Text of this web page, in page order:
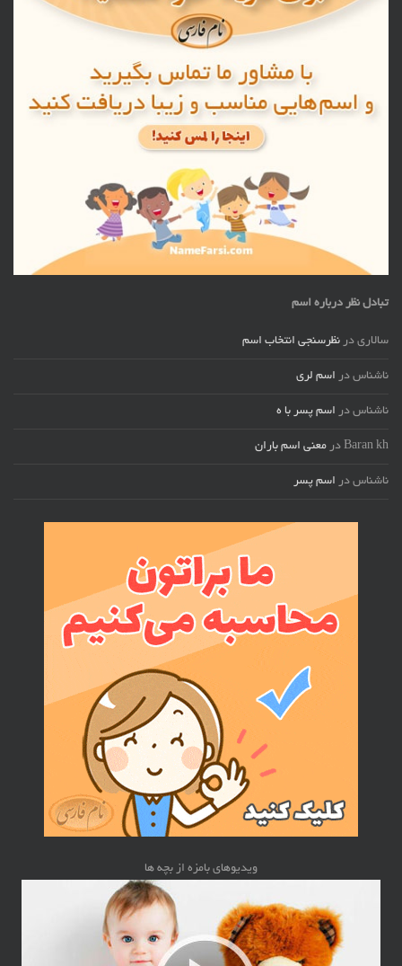
تبادل نظر درباره اسم
سالاری در نظرسنجی انتخاب اسم
ناشناس در اسم لری
ناشناس در اسم پسر با ه
Baran kh در معنی اسم باران
ناشناس در اسم پسر
ویدیوهای بامزه از بچه ها